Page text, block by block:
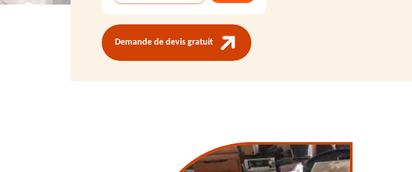
Demande de devis gratuit